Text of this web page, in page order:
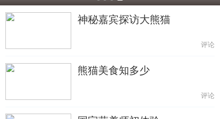
神秘嘉宾探访大熊猫
评论
熊猫美食知多少
评论